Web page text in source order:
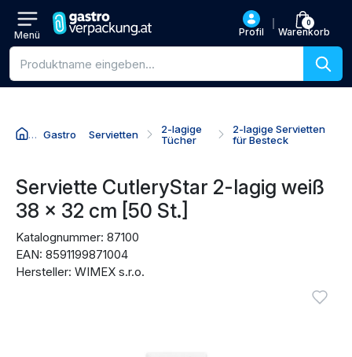
Menü Profil
0
Warenkorb
Produktsuche
Gastro Servietten
2-lagige
Tücher
2-lagige Servietten
für Besteck
Serviette CutleryStar 2-lagig weiß
38 x 32 cm [50 St.]
Katalognummer: 87100
EAN: 8591199871004
Hersteller: WIMEX s.r.o.